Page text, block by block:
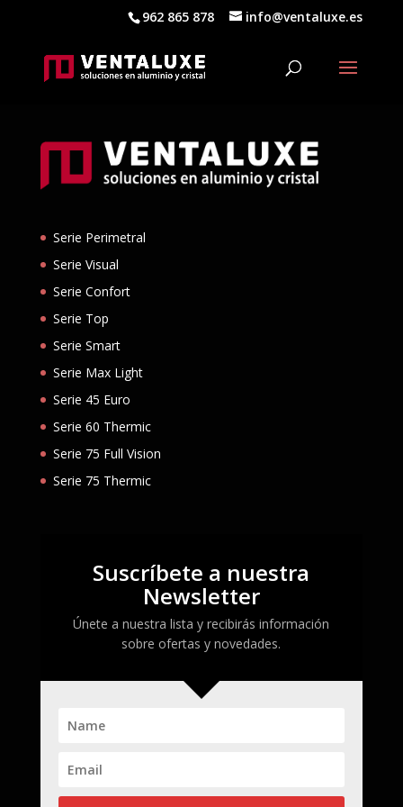
962 865 878 info@ventaluxe.es
Serie Perimetral
Serie Visual
Serie Confort
Serie Top
Serie Smart
Serie Max Light
Serie 45 Euro
Serie 60 Thermic
Serie 75 Full Vision
Serie 75 Thermic
Suscríbete a nuestra
Newsletter
Únete a nuestra lista y recibirás información
sobre ofertas y novedades.